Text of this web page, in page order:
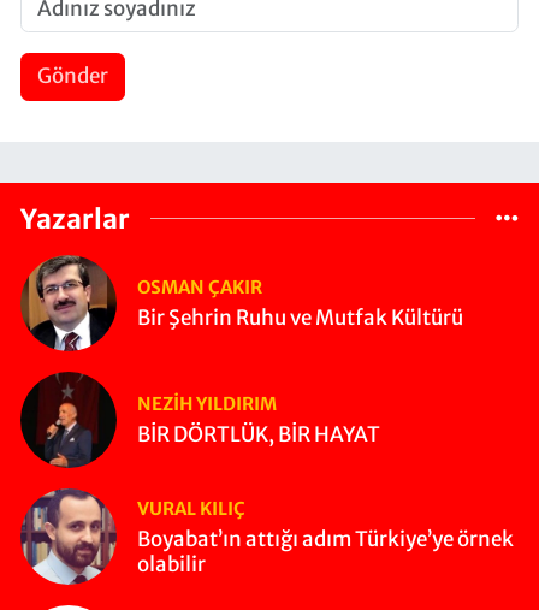
Gönder
Yazarlar
OSMAN ÇAKIR
Bir Şehrin Ruhu ve Mutfak Kültürü
NEZIH YILDIRIM
BİR DÖRTLÜK, BİR HAYAT
VURAL KILIÇ
Boyabat’ın attığı adım Türkiye’ye örnek
olabilir